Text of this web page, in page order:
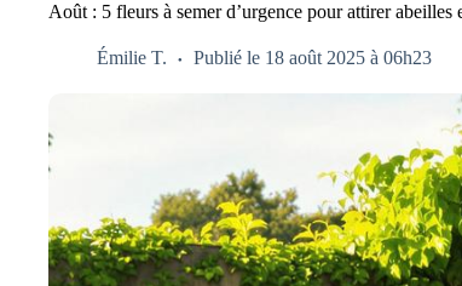
Août : 5 fleurs à semer d’urgence pour attirer
Émilie T. Publié le 18 août 2025 à 06h23